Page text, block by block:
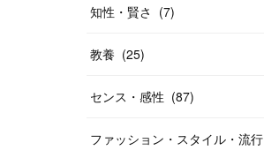
知性・賢さ (7)
教養 (25)
センス・感性 (87)
ファッション・スタイル・流行